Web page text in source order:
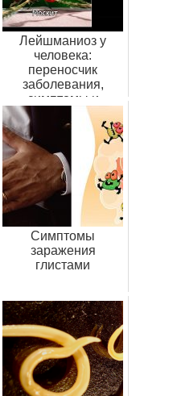
Лейшманиоз у
человека:
переносчик
заболевания,
симптомы и
лечение
Симптомы
заражения
глистами